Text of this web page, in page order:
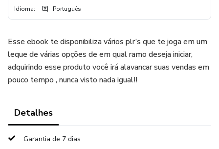
Idioma: Português
Esse ebook te disponibiliza vários plr’s que te joga em um
leque de várias opções de em qual ramo deseja iniciar,
adquirindo esse produto você irá alavancar suas vendas em
pouco tempo , nunca visto nada igual!!
Detalhes
Garantia de 7 dias